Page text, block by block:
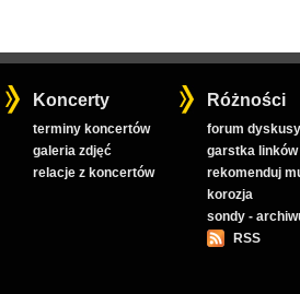
Koncerty
terminy koncertów
galeria zdjęć
relacje z koncertów
Różności
forum
garstka linków
rekomenduj
korozja
sondy -
RSS